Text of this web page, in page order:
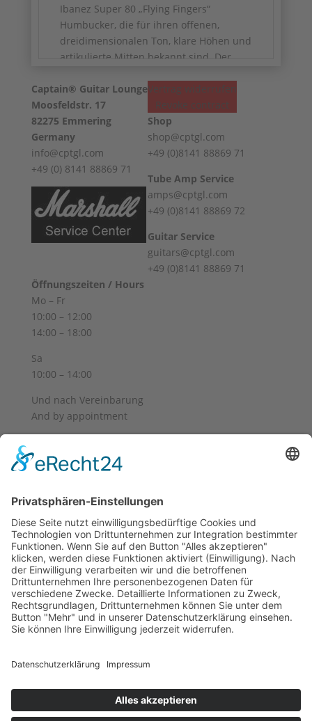
Ibanez Super 80 „Flying Fingers“
Humbucker, die für ihren offenen,
dreidimensionalen Ton, klare Höhen und
artikulierte Mitten bekannt sind. Der
erweitert das Klangspektrum deutlich
und macht die Gitarre extrem vielseitig.
✅ Modell:Ibanez
2671 Professional
Randy Scruggs
✅ Baujahr: 1978
✅ Finish: Antique Violin (AV)
✅ Made in Japan
✅ Solidbody Construction
✅ Body: Ash Body mit carved solid ash
top
✅ Abalone Purfling & Cream Binding
✅ Eingeleimter Hals (Set-In Neck)
✅ Hals: 3-Piece Rock Maple
✅ Griffbrett: Ebony mit Binding
✅ Inlays: Mother of Pearl Vintage Vine
✅ Mensur: 628 mm / 24¾"
✅ Sattel: Bone
Fingers Humbucker
✅ Pickup-Konfiguration: HH
✅ Trisound / Phase Switch für Bridge-
✅ Controls: 2x Volume / 2x Tone / 3-Way
✅ Bridge: Harmonic-o-matic fixed
✅ Hardware: Gold
✅ Mechaniken: Ibanez Smooth Tuner
✅ Gewicht: 4647 Gramm
Captain® Guitar Lounge
Moosfeldstr. 17
82275 Emmering
Germany
info@cptgl.com
+49 (0) 8141 88869 71
Vertrag widerrufen
Revoke contract
Shop
shop@cptgl.com
+49 (0)8141 88869 71
Tube Amp Service
amps@cptgl.com
+49 (0)8141 88869 72
Guitar Service
guitars@cptgl.com
+49 (0)8141 88869 71
Öffnungszeiten / Hours
Mo – Fr
10:00 – 12:00
14:00 – 18:00
Sa
10:00 – 14:00
Und nach Vereinbarung
And by appointment
Allgemeine Geschäftsbedingungen
Widerruf
Versand & Lieferung
Supported by Benz-Net | Designed by Captain Guitar